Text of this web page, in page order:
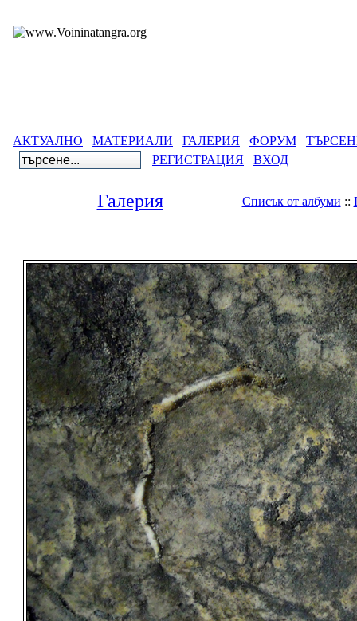
АКТУАЛНО МАТЕРИАЛИ ГАЛЕРИЯ ФОРУМ
РЕГИСТРАЦИЯ
ВХОД
Галерия Списък от албуми ::